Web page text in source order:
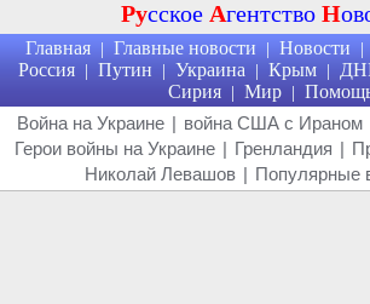
Русское Агентство Н
Главная | Главные новости | Новости |
Россия | Путин | Украина | Крым |
Сирия | Мир |
Война на Украине | война США с Ираном
Герои войны на Украине | Гренландия |
Николай Левашов | Популярные